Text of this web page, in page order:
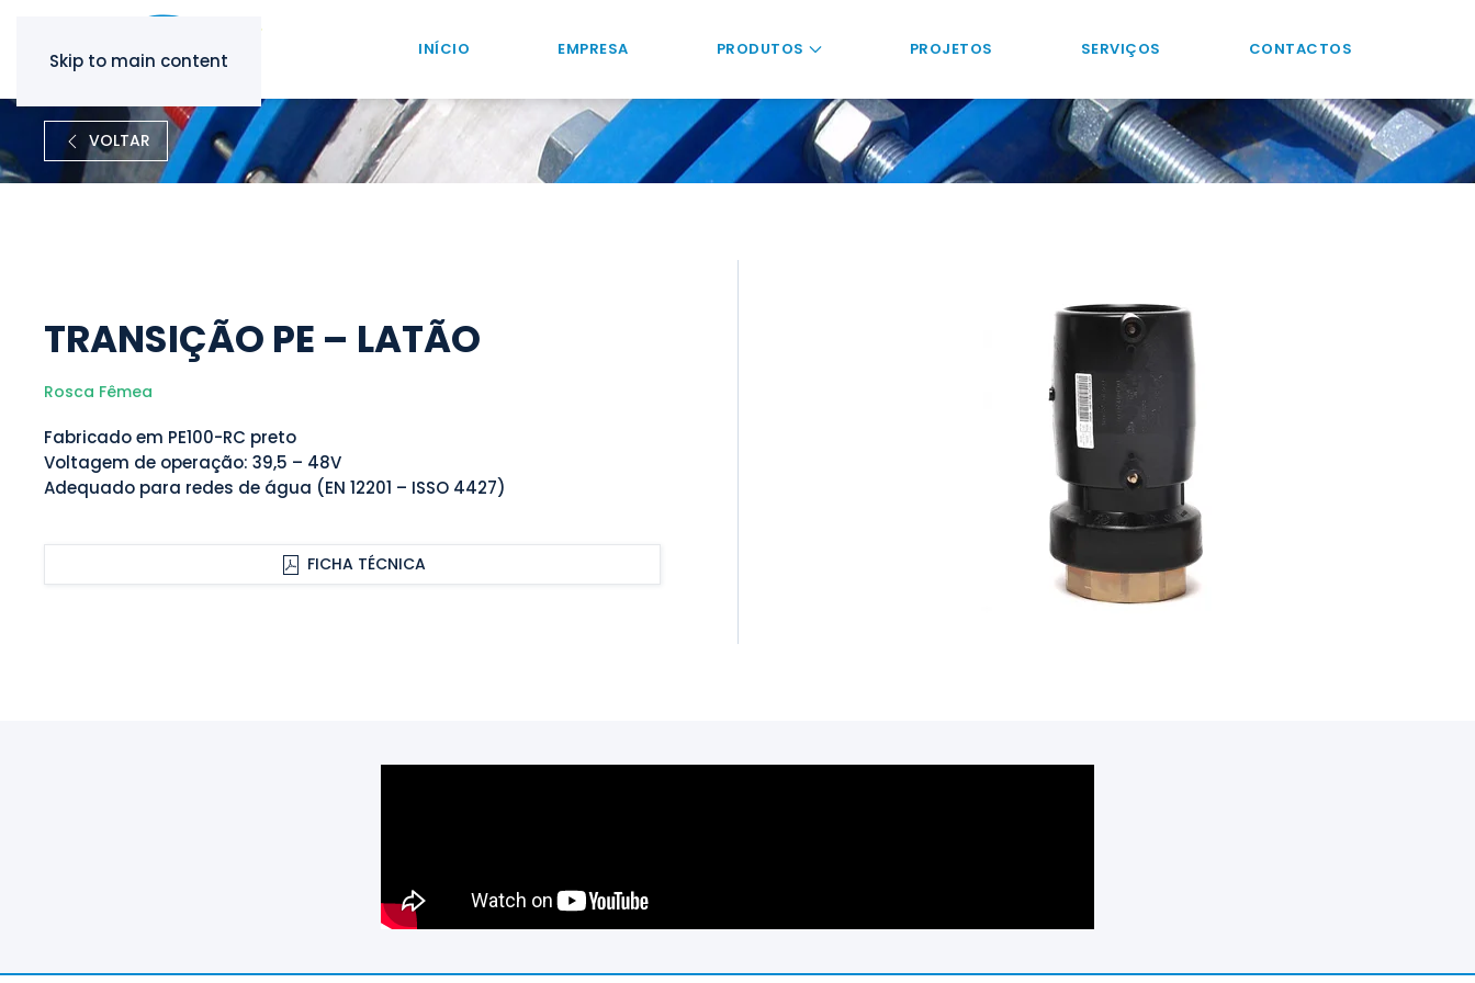
Skip to main content
INÍCIO EMPRESA PRODUTOS PROJETOS SERVIÇOS CONTACTOS
VOLTAR
TRANSIÇÃO PE – LATÃO
Rosca Fêmea
Fabricado em PE100-RC preto
Voltagem de operação: 39,5 – 48V
Adequado para redes de água (EN 12201 – ISSO 4427)
FICHA TÉCNICA